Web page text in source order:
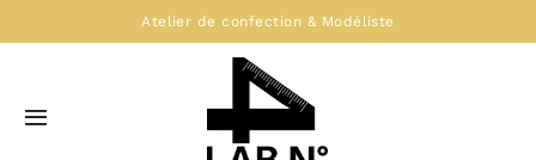
to
Atelier de confection & Modéliste
Toggle